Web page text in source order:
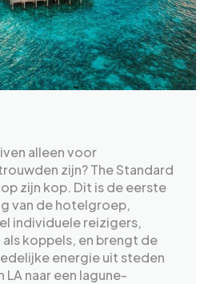
alleen voor
zijn? The Standard
zijn kop. Dit is de eerste
van de hotelgroep,
individuele reizigers,
koppels, en brengt de
energie uit steden
LA naar een lagune-